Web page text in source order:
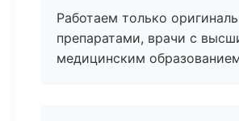
Работаем только
препаратами, врачи с
медицинским